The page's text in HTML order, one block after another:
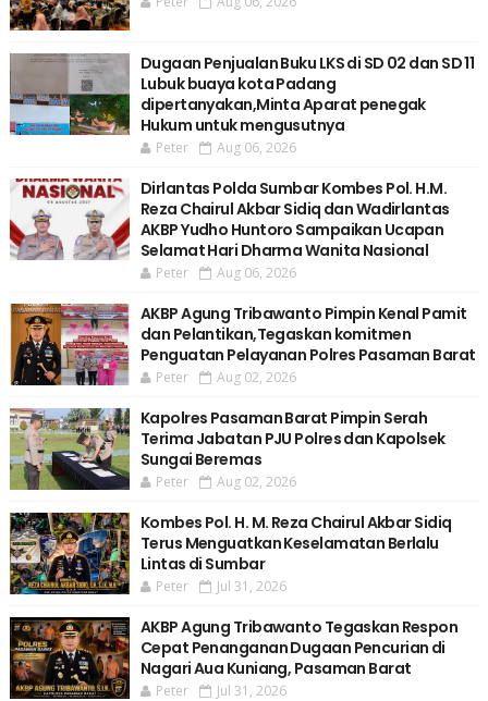
Dugaan Penjualan Buku LKS di SD 02 dan SD 11
Lubuk buaya kota Padang
dipertanyakan,Minta Aparat penegak
Hukum untuk mengusutnya
Peter Aug 06, 2026
Dirlantas Polda Sumbar Kombes Pol. H.M.
Reza Chairul Akbar Sidiq dan Wadirlantas
AKBP Yudho Huntoro Sampaikan Ucapan
Selamat Hari Dharma Wanita Nasional
Peter Aug 06, 2026
AKBP Agung Tribawanto Pimpin Kenal Pamit
dan Pelantikan,Tegaskan komitmen
Penguatan Pelayanan Polres Pasaman Barat
Peter Aug 02, 2026
Kapolres Pasaman Barat Pimpin Serah
Terima Jabatan PJU Polres dan Kapolsek
Sungai Beremas
Peter Aug 02, 2026
Kombes Pol. H. M. Reza Chairul Akbar Sidiq
Terus Menguatkan Keselamatan Berlalu
Lintas di Sumbar
Peter Jul 31, 2026
AKBP Agung Tribawanto Tegaskan Respon
Cepat Penanganan Dugaan Pencurian di
Nagari Aua Kuniang, Pasaman Barat
Peter Jul 31, 2026